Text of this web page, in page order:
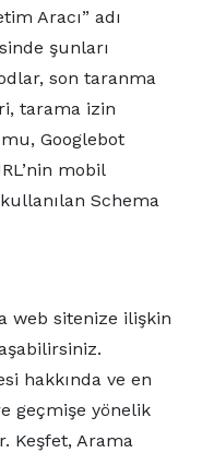
Aracı” adı
şunları
son taranma
tarama izin
Googlebot
mobil
Schema
web sitenize ilişkin
hakkında ve en
geçmişe yönelik
Keşfet, Arama